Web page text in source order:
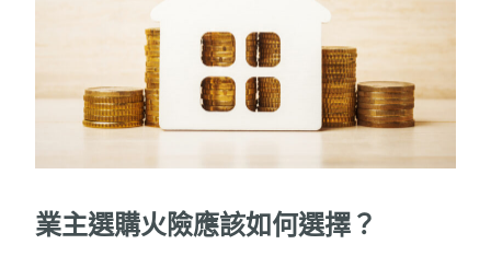
業主選購火險應該如何選擇？